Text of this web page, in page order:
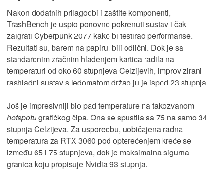
Nakon dodatnih prilagodbi i zaštite komponenti,
TrashBench je uspio ponovno pokrenuti sustav i čak
zaigrati Cyberpunk 2077 kako bi testirao performanse.
Rezultati su, barem na papiru, bili odlični. Dok je sa
standardnim zračnim hlađenjem kartica radila na
temperaturi od oko 60 stupnjeva Celzijevih, improvizirani
rashladni sustav s ledomatom držao ju je ispod 23 stupnja.
Još je impresivniji bio pad temperature na takozvanom
hotspotugrafičkog čipa. Ona se spustila sa 75 na samo 34
stupnja Celzijeva. Za usporedbu, uobičajena radna
temperatura za RTX 3060 pod opterećenjem kreće se
između 65 i 75 stupnjeva, dok je maksimalna sigurna
granica koju propisuje Nvidia 93 stupnja.